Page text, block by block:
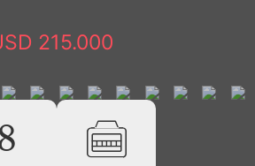
215.000